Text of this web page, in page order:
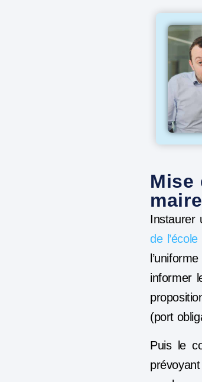
Mise
maire
Instaurer
de l’école
informer
(port
Puis le